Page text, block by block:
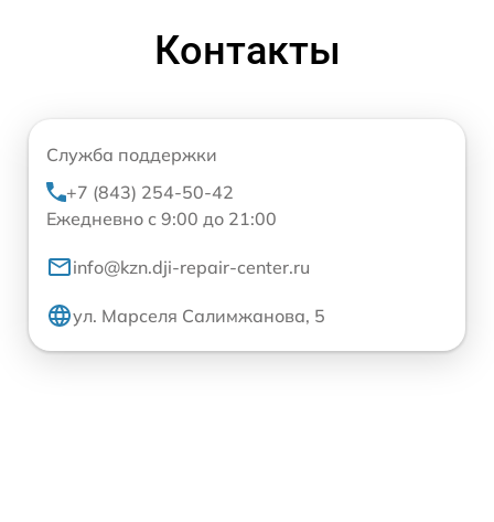
Контакты
Служба поддержки
+7 (843) 254-50-42
Ежедневно с 9:00 до 21:00
info@kzn.dji-repair-center.ru
ул. Марселя Салимжанова, 5